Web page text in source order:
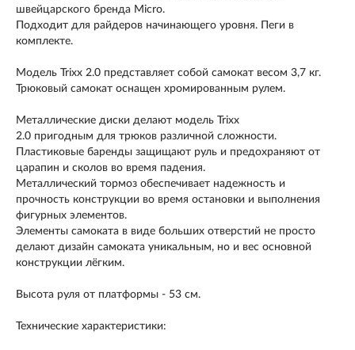
швейцарского бренда Micro.
Подходит для райдеров начинающего уровня. Пеги в
комплекте.
Модель Trixx 2.0 представляет собой самокат весом 3,7 кг.
Трюковый самокат оснащен хромированным рулем.
Металлические диски делают модель Trixx
2.0 пригодным для трюков различной сложности.
Пластиковые баренды защищают руль и предохраняют от
царапин и сколов во время падения.
Металлический тормоз обеспечивает надежность и
прочность конструкции во время остановки и выполнения
фигурных элементов.
Элементы самоката в виде больших отверстий не просто
делают дизайн самоката уникальным, но и вес основной
конструкции лёгким.
Высота руля от платформы - 53 см.
Технические характеристики: